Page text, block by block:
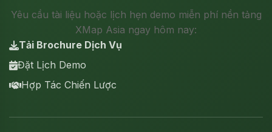
Yêu cầu tài liệu hoặc lịch hẹn demo miễn phí nền tảng
XMap Asia ngay hôm nay:
Tải Brochure Dịch Vụ
Đặt Lịch Demo
Hợp Tác Chiến Lược